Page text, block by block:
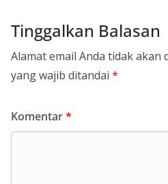
Tinggalkan Balasan
Alamat email Anda tidak akan
yang wajib ditandai *
Komentar*